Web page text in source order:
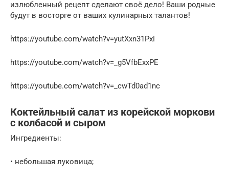
излюбленный рецепт сделают своё дело! Ваши родные
будут в восторге от ваших кулинарных талантов!
https://youtube.com/watch?v=yutXxn31PxI
https://youtube.com/watch?v=_g5VfbExxPE
https://youtube.com/watch?v=_cwTd0ad1nc
Коктейльный салат из корейской моркови
с колбасой и сыром
Ингредиенты:
• небольшая луковица;